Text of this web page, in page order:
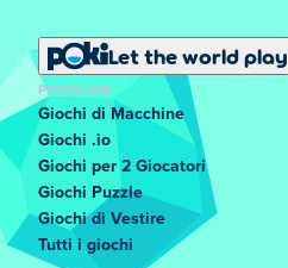
Let the world play
POPOLARE
Giochi di Macchine
Giochi .io
Giochi per 2 Giocatori
Giochi Puzzle
Giochi di Vestire
Tutti i giochi